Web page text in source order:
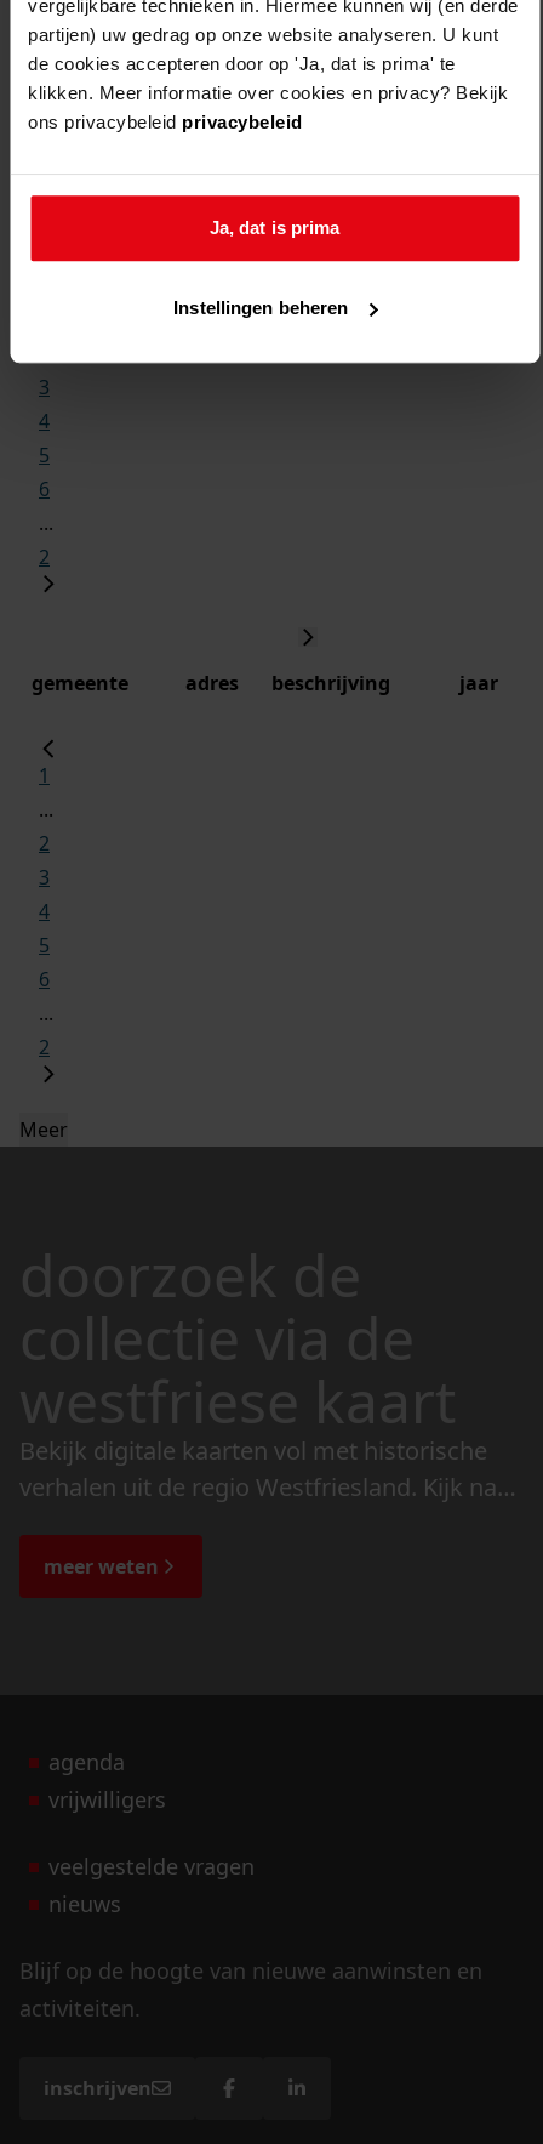
vergelijkbare technieken in. Hiermee kunnen wij (en derde
partijen) uw gedrag op onze website analyseren. U kunt
de cookies accepteren door op 'Ja, dat is prima' te
klikken. Meer informatie over cookies en privacy? Bekijk
ons privacybeleid privacybeleid
Ja, dat is prima
Instellingen beheren
3
4
5
6
...
2
gemeente adres beschrijving jaar
1
...
2
3
4
5
6
...
2
Meer
doorzoek de
collectie via de
westfriese kaart
Bekijk digitale kaarten vol met historische
verhalen uit de regio Westfriesland. Kijk naar
de bijzondere verhalen.
meer weten
agenda
vrijwilligers
veelgestelde vragen
nieuws
Blijf op de hoogte van nieuwe aanwinsten en
activiteiten.
inschrijven